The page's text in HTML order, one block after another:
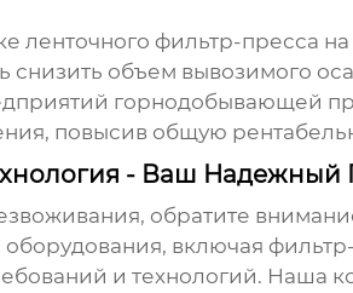
фильтр-пресса на
объем вывозимого
горнодобывающей
повысив общую
- Ваш Надежный
, обратите
включая
и технологий. Наша